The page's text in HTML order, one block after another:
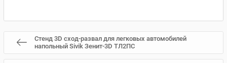
Стенд 3D сход-развал для легковых автомобилей
напольный Sivik Зенит-3D ТЛ2ПС